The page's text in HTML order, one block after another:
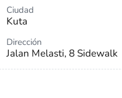
Ciudad
Kuta
Dirección
Jalan Melasti, 8 Sidewalk